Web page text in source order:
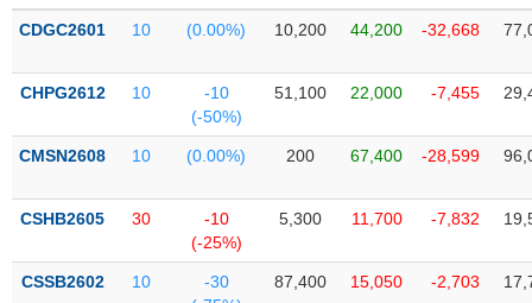
CDGC2601 10 (0.00%) 10,200 44,200 -32,668
CHPG2612 10
-10
(-50%)
51,100 22,000 -7,455
CMSN2608 10 (0.00%) 200 67,400 -28,599
CSHB2605 30
-10
(-25%)
5,300 11,700 -7,832
CSSB2602 10
-30
87,400 15,050 -2,703
TIÊU
THIẾT
YẾU
CHĂM